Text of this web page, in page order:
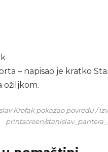
– napisao je kratko
ožiljkom.
Krofak pokazao povredu /
printscreen/